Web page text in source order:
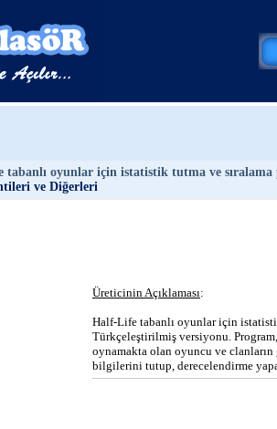
tabanlı oyunlar için istatistik tutma ve sıralama
ve Diğerleri
Üreticinin Açıklaması:
Half-Life tabanlı oyunlar için
Türkçeleştirilmiş versiyonu.
oynamakta olan oyuncu ve clanların
bilgilerini tutup, derecelendirme